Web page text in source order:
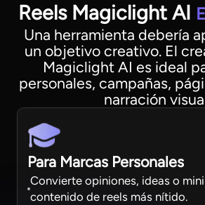
Reels Magiclight AI
Una herramienta debería
un objetivo creativo. El
Magiclight AI es ideal
personales, campañas,
narración
Para Marcas Personales
Convierte opiniones, ideas o
contenido de reels más nítido.